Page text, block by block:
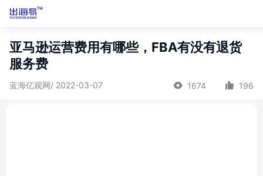
亚马逊运营费用有哪些，FBA有没有退货
服务费
蓝海亿观网/ 2022-03-07 1674 196